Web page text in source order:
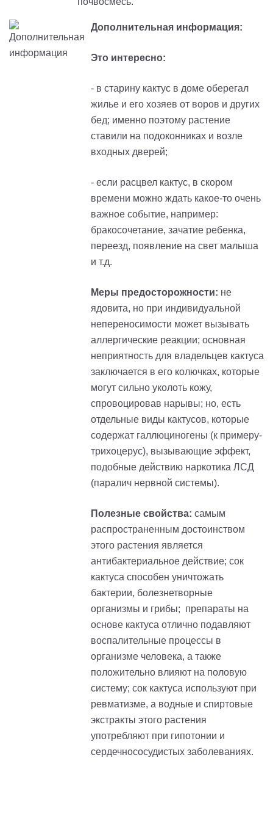
Дополнительная информация:
Это интересно:
- в старину кактус в доме оберегал
жилье и его хозяев от воров и других
бед; именно поэтому растение
ставили на подоконниках и возле
входных дверей;
- если расцвел кактус, в скором
времени можно ждать какое-то очень
важное событие, например:
бракосочетание, зачатие ребенка,
переезд, появление на свет малыша
и т.д.
Меры предосторожности: не
ядовита, но при индивидуальной
непереносимости может вызывать
аллергические реакции; основная
неприятность для владельцев кактуса
заключается в его колючках, которые
могут сильно уколоть кожу,
спровоцировав нарывы; но, есть
отдельные виды кактусов, которые
содержат галлюциногены (к примеру-
трихоцерус), вызывающие эффект,
подобные действию наркотика ЛСД
(паралич нервной системы).
Полезные свойства: самым
распространенным достоинством
этого растения является
антибактериальное действие; сок
кактуса способен уничтожать
бактерии, болезнетворные
организмы и грибы; препараты на
основе кактуса отлично подавляют
воспалительные процессы в
организме человека, а также
положительно влияют на половую
систему; сок кактуса используют при
ревматизме, а водные и спиртовые
экстракты этого растения
употребляют при гипотонии и
сердечнососудистых заболеваниях.